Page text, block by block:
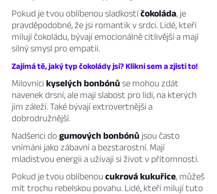
Pokud je tvou oblíbenou sladkostíčokoláda, je
pravděpodobné, že jsi romantik v srdci. Lidé, kteří
milují čokoládu, bývají emocionálně citlivější a mají
silný smysl pro empatii.
Zajímá tě, jaký typ čokolády jsi? Klikni sem a zjisti to!
Milovníci kyselých bonbónů se mohou zdát
navenek drsní, ale mají slabost pro lidi, na kterých
jim záleží. Také bývají extrovertnější a
dobrodružnější.
Nadšenci do gumových bonbónů jsou často
vnímáni jako zábavní a bezstarostní. Mají
mladistvou energii a užívají si život v přítomnosti.
Pokud je tvou oblíbenou cukrová kukuřice, můžeš
mít trochu rebelskou povahu. Lidé, kteří milují tuto